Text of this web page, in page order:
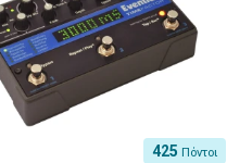
425 Πόντοι